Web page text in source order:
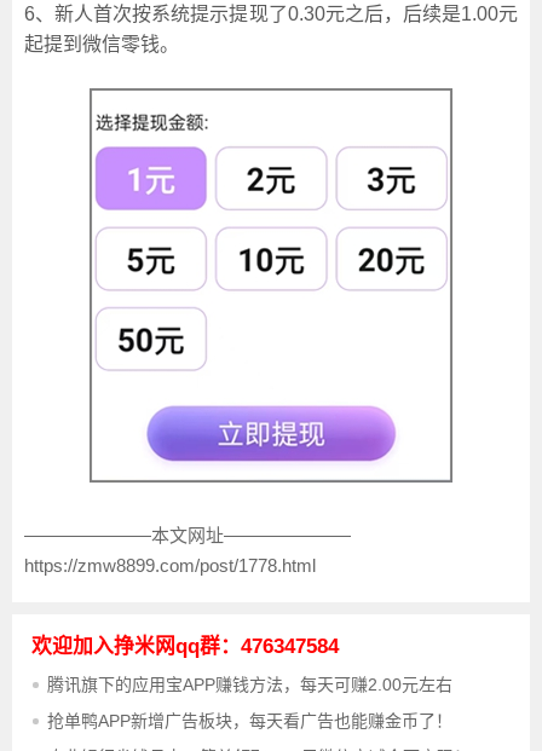
6、新人首次按系统提示提现了0.30元之后，后续是1.00元
起提到微信零钱。
———————本文网址———————
https://zmw8899.com/post/1778.html
欢迎加入挣米网qq群：476347584
腾讯旗下的应用宝APP赚钱方法，每天可赚2.00元左右
抢单鸭APP新增广告板块，每天看广告也能赚金币了！